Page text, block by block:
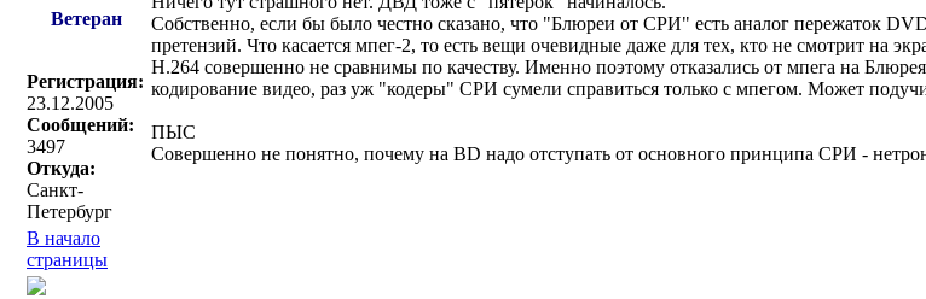
Ветеран
Регистрация:
23.12.2005
Сообщений:
3497
Откуда:
Санкт-
Петербург
Собственно, если бы было честно сказано, что "Блюреи от СРИ" есть аналог пережаток
претензий. Что касается мпег-2, то есть вещи очевидные даже для тех, кто не смотрит на
H.264 совершенно не сравнимы по качеству. Именно поэтому отказались от мпега на
кодирование видео, раз уж "кодеры" СРИ сумели справиться только с мпегом. Может
ПЫС
Совершенно не понятно, почему на BD надо отступать от основного принципа СРИ -
В начало
страницы